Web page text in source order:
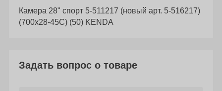
Камера 28" спорт 5-511217 (новый арт. 5-516217)
(700х28-45С) (50) KENDA
Задать вопрос о товаре